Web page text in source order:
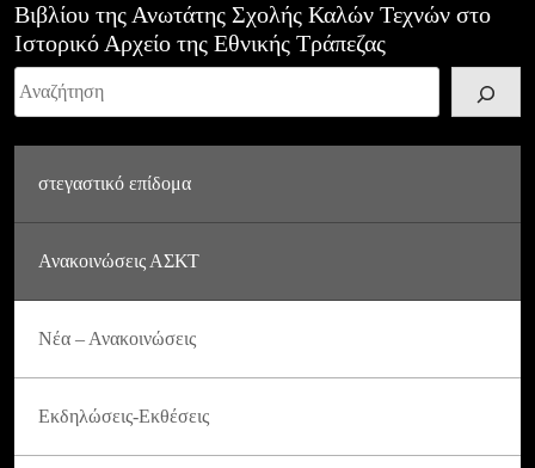
Βιβλίου της Ανωτάτης Σχολής Καλών Τεχνών στο
Ιστορικό Αρχείο της Εθνικής Τράπεζας
Αναζήτηση
στεγαστικό επίδομα
Ανακοινώσεις ΑΣΚΤ
Νέα – Ανακοινώσεις
Εκδηλώσεις-Εκθέσεις